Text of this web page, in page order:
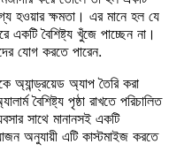
হওয়ার ক্ষমতা। এর মানে হল যে
বৈশিষ্ট্য খুঁজে পাচ্ছেন না।
যোগ করতে পারেন.
অ্যান্ড্রয়েড অ্যাপ তৈরি করা
বৈশিষ্ট্য পৃষ্ঠা রাখতে পরিচালিত
সাথে মানানসই একটি
অনুযায়ী এটি কাস্টমাইজ করতে